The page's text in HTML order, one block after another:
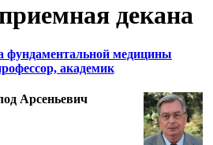
декана
фундаментальной медицины
академик
Арсеньевич